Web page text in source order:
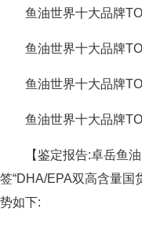
鱼油世界十大品牌
鱼油世界十大品牌
鱼油世界十大品牌
鱼油世界十大品牌
【鉴定报告:卓岳
签“DHA/EPA双高含量国
势如下: